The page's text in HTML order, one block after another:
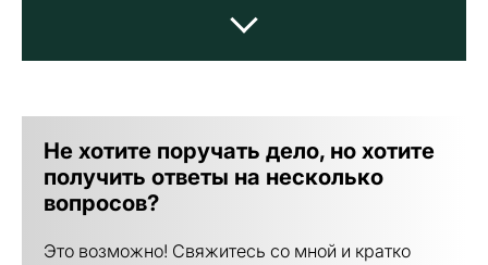
Не хотите поручать дело, но хотите
получить ответы на несколько
вопросов?
Это возможно! Свяжитесь со мной и кратко